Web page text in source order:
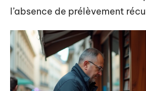
l’absence de prélèvement